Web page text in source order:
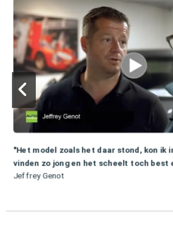
"Het model zoals het daar stond, kon ik
vinden zo jong en het scheelt toch best
Jeffrey Genot